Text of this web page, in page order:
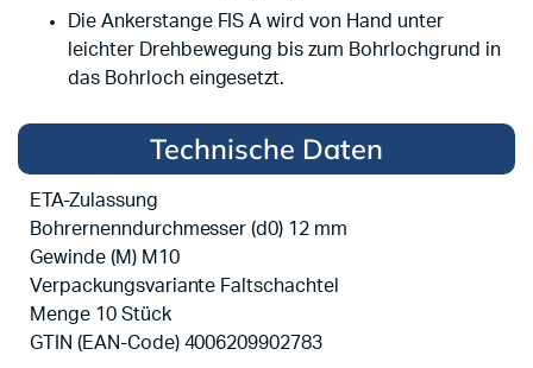
Die Ankerstange FIS A wird von Hand unter
leichter Drehbewegung bis zum Bohrlochgrund in
das Bohrloch eingesetzt.
Technische Daten
ETA-Zulassung
Bohrernenndurchmesser (d0) 12 mm
Gewinde (M) M10
Verpackungsvariante Faltschachtel
Menge 10 Stück
GTIN (EAN-Code) 4006209902783